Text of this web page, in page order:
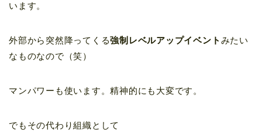
います。
外部から突然降ってくる強制レベルアップイベント みたい
なものなので（笑）
マンパワーも使います。精神的にも大変です。
でもその代わり組織として